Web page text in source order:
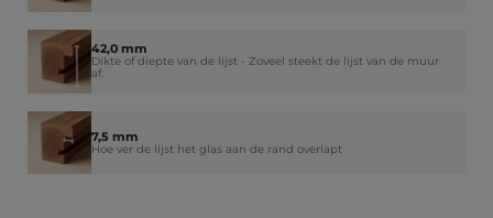
42,0 mm
Dikte of diepte van de lijst - Zoveel steekt de lijst van de muur
af.
7,5 mm
Hoe ver de lijst het glas aan de rand overlapt